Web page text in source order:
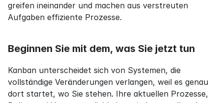
greifen ineinander und machen aus verstreuten
Aufgaben effiziente Prozesse.
Beginnen Sie mit dem, was Sie jetzt tun
Kanban unterscheidet sich von Systemen, die
vollständige Veränderungen verlangen, weil es genau
dort startet, wo Sie stehen. Ihre aktuellen Prozesse,